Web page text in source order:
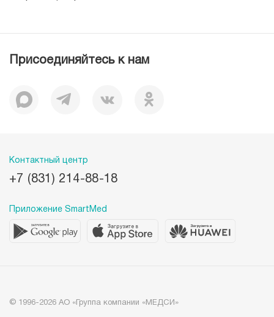
Отзывы
Лицензии
Корпоративная социальная ответственность
Журнал для пациентов «МЕДСИ СЕГОДНЯ»
Присоединяйтесь к нам
Контактный центр
+7 (831) 214-88-18
Приложение SmartMed
© 1996-2026 АО «Группа компании «МЕДСИ»